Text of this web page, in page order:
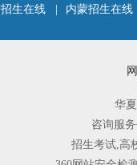
生在线
内蒙招生在线
华
咨询服
招生考试,高